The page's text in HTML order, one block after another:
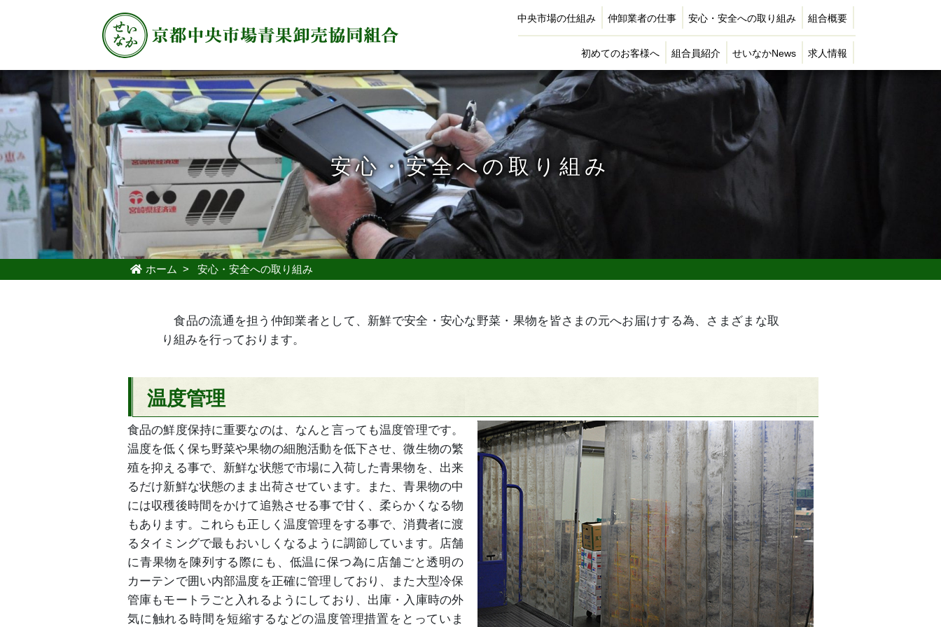
中央市場の仕組み 仲卸業者の仕事 安心・安全への取り組み 組合概要
初めてのお客様へ 組合員紹介 せいなかNews 求人情報
安心・安全への取り組み
ホーム > 安心・安全への取り組み
食品の流通を担う仲卸業者として、新鮮で安全・安心な野菜・果物を皆さまの元へお届けする為、さまざまな取
り組みを行っております。
温度管理
食品の鮮度保持に重要なのは、なんと言っても温度管理です。
温度を低く保ち野菜や果物の細胞活動を低下させ、微生物の繁
殖を抑える事で、新鮮な状態で市場に入荷した青果物を、出来
るだけ新鮮な状態のまま出荷させています。また、青果物の中
には収穫後時間をかけて追熟させる事で甘く、柔らかくなる物
もあります。これらも正しく温度管理をする事で、消費者に渡
るタイミングで最もおいしくなるように調節しています。店舗
に青果物を陳列する際にも、低温に保つ為に店舗ごと透明の
カーテンで囲い内部温度を正確に管理しており、また大型冷保
管庫もモートラごと入れるようにしており、出庫・入庫時の外
気に触れる時間を短縮するなどの温度管理措置をとっていま